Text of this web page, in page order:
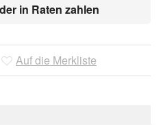
in Raten zahlen
Auf die Merkliste